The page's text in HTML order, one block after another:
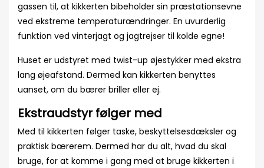
gassen til, at kikkerten bibeholder sin præstationsevne
ved ekstreme temperaturændringer. En uvurderlig
funktion ved vinterjagt og jagtrejser til kolde egne!
Huset er udstyret med twist-up øjestykker med ekstra
lang øjeafstand. Dermed kan kikkerten benyttes
uanset, om du bærer briller eller ej.
Ekstraudstyr følger med
Med til kikkerten følger taske, beskyttelsesdæksler og
praktisk bærerem. Dermed har du alt, hvad du skal
bruge, for at komme i gang med at bruge kikkerten i